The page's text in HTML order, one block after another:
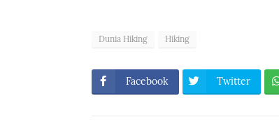
Dunia Hiking Hiking
Facebook Twitter